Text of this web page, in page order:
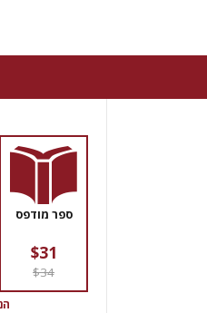
ספר מודפס
$31
$34